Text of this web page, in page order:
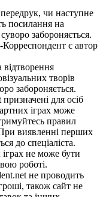
чи наступне
посилання на
забороняється.
Корреспондент є автор
відтворення
творів
забороняється.
для осіб
іграх може
правил
виявленні перших
до спеціаліста.
не може бути
роботі.
не проводить
також сайт не